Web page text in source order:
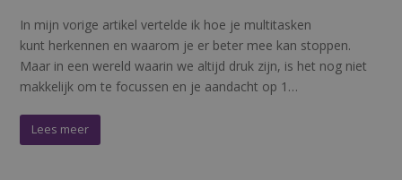
In mijn vorige artikel vertelde ik hoe je multitasken
kunt herkennen en waarom je er beter mee kan stoppen.
Maar in een wereld waarin we altijd druk zijn, is het nog niet
makkelijk om te focussen en je aandacht op 1…
Lees meer